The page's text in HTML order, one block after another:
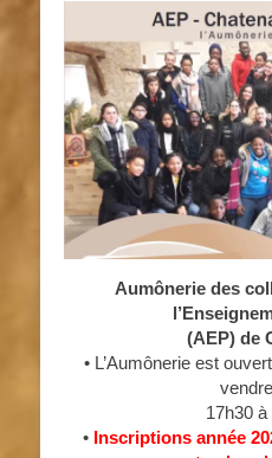
Aumônerie des
(AEP) de
• L’Aumônerie est
17h30 à
• Inscriptions année